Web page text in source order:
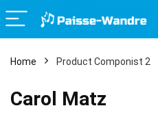
Home Product Componist 2
Carol Matz